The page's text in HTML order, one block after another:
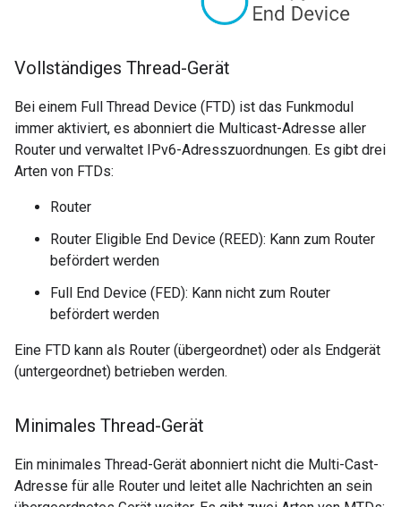
Vollständiges Thread-Gerät
Bei einem Full Thread Device (FTD) ist das Funkmodul
immer aktiviert, es abonniert die Multicast-Adresse aller
Router und verwaltet IPv6-Adresszuordnungen. Es gibt drei
Arten von FTDs:
Router
Router Eligible End Device (REED): Kann zum Router
befördert werden
Full End Device (FED): Kann nicht zum Router
befördert werden
Eine FTD kann als Router (übergeordnet) oder als Endgerät
(untergeordnet) betrieben werden.
Minimales Thread-Gerät
Ein minimales Thread-Gerät abonniert nicht die Multi-Cast-
Adresse für alle Router und leitet alle Nachrichten an sein